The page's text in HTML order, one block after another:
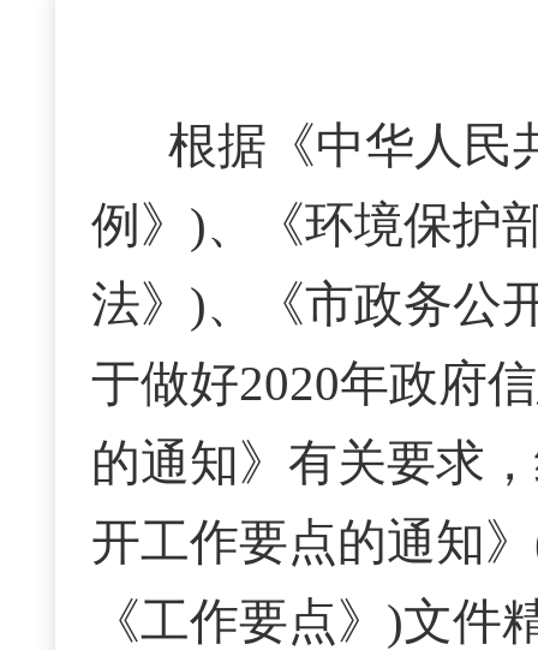
根据《中华人民
例》)、《环境保护
法》)、《市政务公
于做好2020年政府
的通知》有关要求
开工作要点的通知
《工作要点》)文件